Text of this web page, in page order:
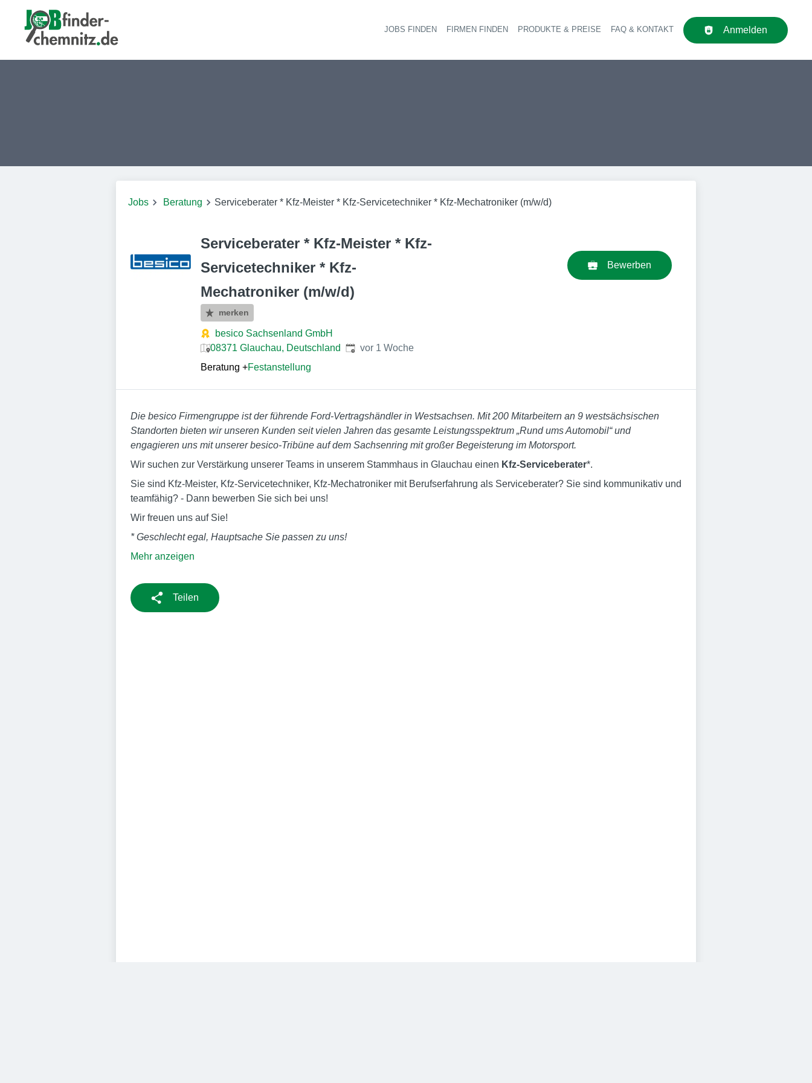
Haupt-Navigation
JOBS FINDEN FIRMEN FINDEN PRODUKTE & PREISE FAQ & KONTAKT Anmelden
Jobs Beratung Serviceberater * Kfz-Meister * Kfz-Servicetechniker * Kfz-Mechatroniker (m/w/d)
Serviceberater * Kfz-Meister * Kfz-
Servicetechniker * Kfz-
Mechatroniker (m/w/d)
merken
besico Sachsenland GmbH
08371 Glauchau, Deutschland Veröffentlicht:
vor 1 Woche
Beratung +Festanstellung
Bewerben
Die besico Firmengruppe ist der führende Ford-Vertragshändler in Westsachsen. Mit 200 Mitarbeitern an 9 westsächsischen
Standorten bieten wir unseren Kunden seit vielen Jahren das gesamte Leistungsspektrum „Rund ums Automobil“ und
engagieren uns mit unserer besico-Tribüne auf dem Sachsenring mit großer Begeisterung im Motorsport.
Wir suchen zur Verstärkung unserer Teams in unserem Stammhaus in Glauchau einen Kfz-Serviceberater*.
Sie sind Kfz-Meister, Kfz-Servicetechniker, Kfz-Mechatroniker mit Berufserfahrung als Serviceberater? Sie sind kommunikativ und
teamfähig? - Dann bewerben Sie sich bei uns!
Wir freuen uns auf Sie!
* Geschlecht egal, Hauptsache Sie passen zu uns!
Mehr anzeigen
Teilen